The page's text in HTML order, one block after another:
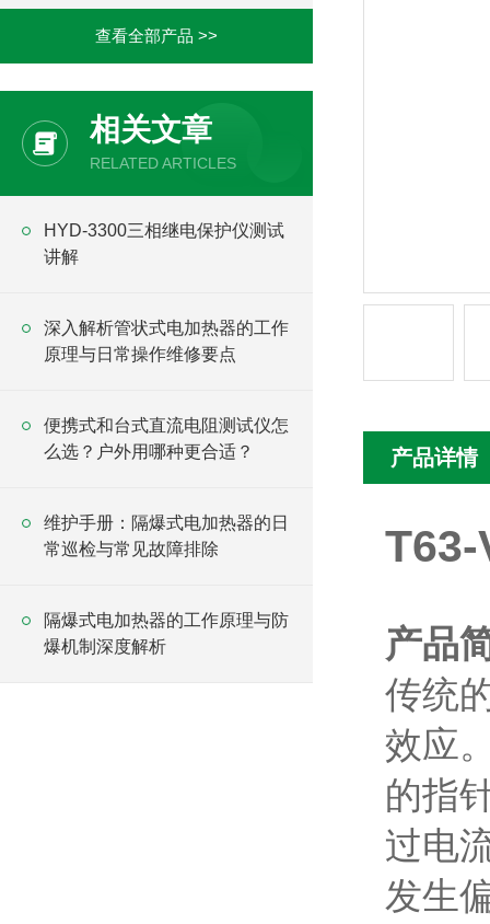
查看全部产品 >>
相关文章
RELATED ARTICLES
HYD-3300三相继电保护仪测试
讲解
深入解析管状式电加热器的工作
原理与日常操作维修要点
便携式和台式直流电阻测试仪怎
么选？户外用哪种更合适？
维护手册：隔爆式电加热器的日
常巡检与常见故障排除
隔爆式电加热器的工作原理与防
爆机制深度解析
产品详情
T63-
产品
传统
效应
的指
过电
发生